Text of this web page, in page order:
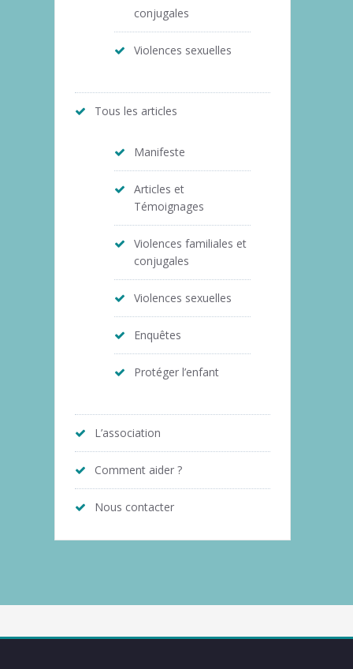
conjugales
Violences sexuelles
Tous les articles
Manifeste
Articles et
Témoignages
Violences familiales et
conjugales
Violences sexuelles
Enquêtes
Protéger l’enfant
L’association
Comment aider ?
Nous contacter